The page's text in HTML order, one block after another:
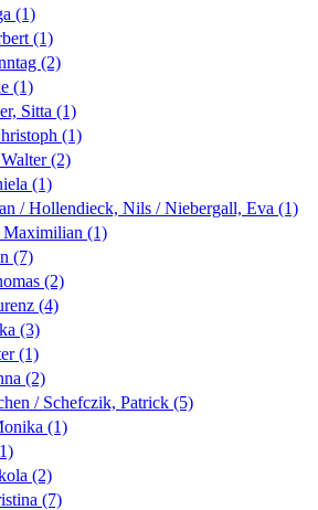
(1)
(1)
(2)
(1)
Sitta (1)
(1)
(2)
(1)
/ Hollendieck, Nils / Niebergall, Eva (1)
(1)
(7)
(2)
(4)
(3)
(1)
(2)
/ Schefczik, Patrick (5)
(1)
(2)
(7)